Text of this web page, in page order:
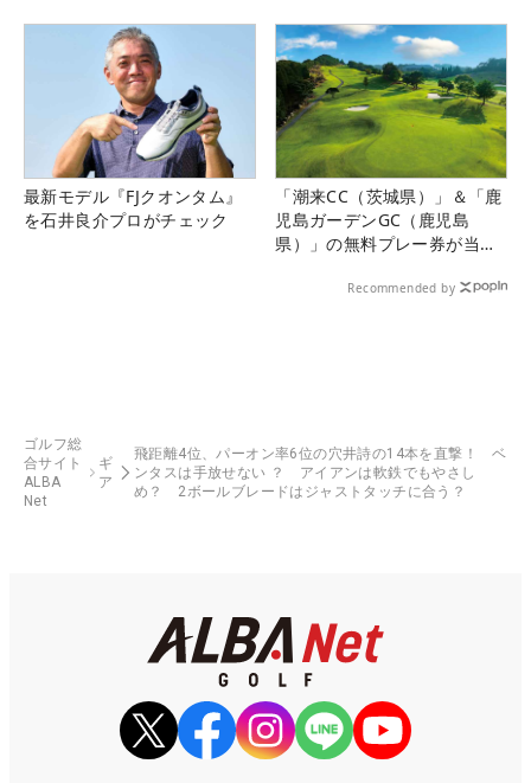
最新モデル『FJクオンタム』
を石井良介プロがチェック
「潮来CC（茨城県）」＆「鹿
児島ガーデンGC（鹿児島
県）」の無料プレー券が当た
Recommended by
ゴルフ総
合サイト
ALBA
Net
ギ
ア
飛距離4位、パーオン率6位の穴井詩の14本を直撃！ ベ
ンタスは手放せない ？ アイアンは軟鉄でもやさし
め？ 2ボールブレードはジャストタッチに合う？